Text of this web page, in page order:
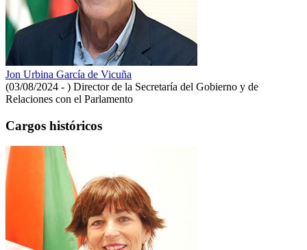
Jon Urbina García de Vicuña
(03/08/2024 - ) Director de la Secretaría del Gobierno y de
Relaciones con el Parlamento
Cargos históricos